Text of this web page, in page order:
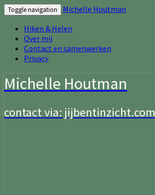
Toggle navigation
Michelle Houtman
Hiken & Helen
Over mij
Contact en samenwerken
Privacy
Michelle Houtman
contact via: jijbentinzicht.com